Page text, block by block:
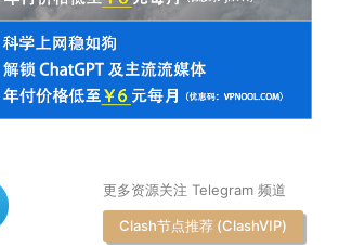
更多资源关注 Telegram 频道
Clash节点推荐 (ClashVIP)